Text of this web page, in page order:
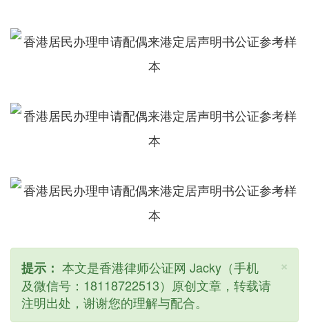
×
提示： 本文是香港律师公证网 Jacky（手机
及微信号：18118722513）原创文章，转载请
注明出处，谢谢您的理解与配合。